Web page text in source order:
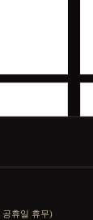
공휴일 휴무)